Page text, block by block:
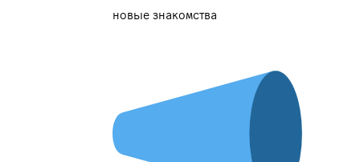
новые знакомства